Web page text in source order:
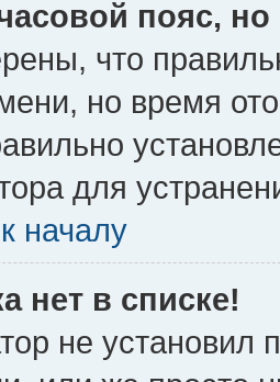
пояс,
что
но время
для
началу
нет в списке!
не установил